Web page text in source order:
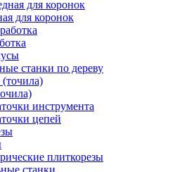
для коронок
станки по дереву
инструмента
цепей
плиткорезы